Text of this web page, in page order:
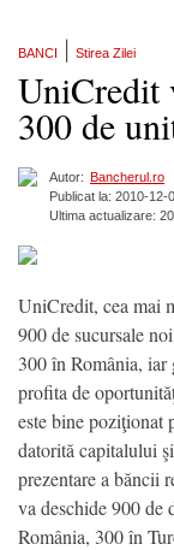
BANCI Stirea Zilei
UniCredit
300 de
Autor: Bancherul.ro
Publicat la: 2010-12-
Ultima actualizare:
UniCredit, cea mai
900 de sucursale
300 în România, iar
profita de
este bine poziţionat
datorită capitalului
prezentare a băncii
va deschide 900 de
România, 300 în